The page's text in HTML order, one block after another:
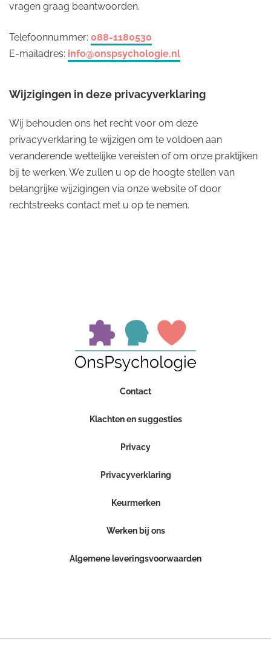
vragen graag beantwoorden.
Telefoonnummer: 088-1180530
E-mailadres: info@onspsychologie.nl
Wijzigingen in deze privacyverklaring
Wij behouden ons het recht voor om deze
privacyverklaring te wijzigen om te voldoen aan
veranderende wettelijke vereisten of om onze praktijken
bij te werken. We zullen u op de hoogte stellen van
belangrijke wijzigingen via onze website of door
rechtstreeks contact met u op te nemen.
Contact
Klachten en suggesties
Privacy
Privacyverklaring
Keurmerken
Werken bij ons
Algemene leveringsvoorwaarden